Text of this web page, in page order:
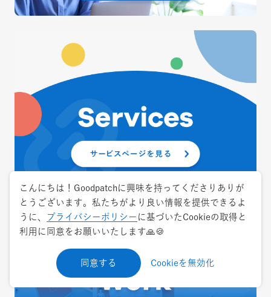
こんにちは！Goodpatchに興味を持ってくださりありが
とうございます。私たちがより良い情報を提供できるよ
うに、
プライバシーポリシー に基づいたCookieの取得と
利用に同意をお願いいたします🙏🍪
同意する Cookieを無効化